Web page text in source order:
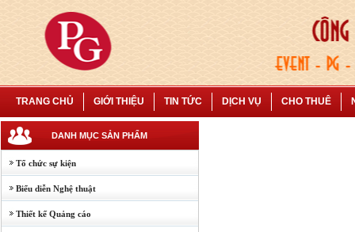
TRANG CHỦ GIỚI THIỆU TIN TỨC DỊCH VỤ CHO THUÊ
DANH MỤC SẢN PHẨM
Tổ chức sự kiện
Biểu diễn Nghệ thuật
Thiết kế Quảng cáo